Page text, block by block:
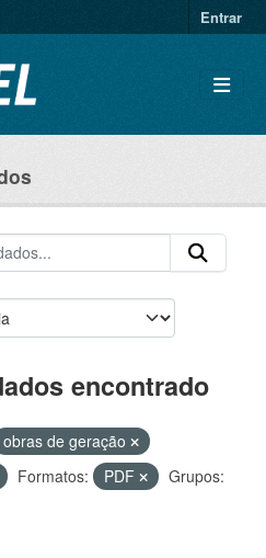
Entrar
encontrado
obras de geração
Formatos: PDF
Grupos: